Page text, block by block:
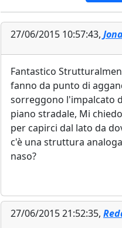
27/06/2015 10:57:43,
Fantastico
fanno da punto di
sorreggono l'impalcato
piano stradale, Mi
per capirci dal lato da
c'è una struttura
naso?
27/06/2015 21:52:35,